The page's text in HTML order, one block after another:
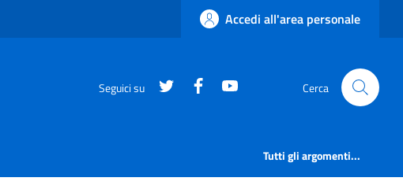
Accedi all'area personale
Seguici su https://twitter.com/comunementana
https://www.facebook.com/
http://www.youtube.com/
Cerca
Tutti gli argomenti...